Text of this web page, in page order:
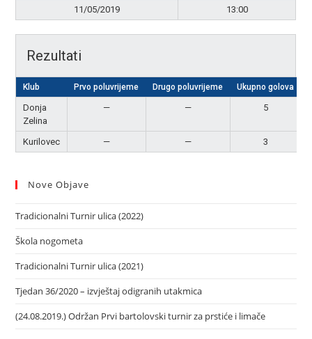
11/05/2019 13:00
Rezultati
Klub Prvo poluvrijeme Drugo poluvrijeme Ukupno golova
Donja
Zelina
— — 5
Kurilovec — — 3
Nove Objave
Tradicionalni Turnir ulica (2022)
Škola nogometa
Tradicionalni Turnir ulica (2021)
Tjedan 36/2020 – izvještaj odigranih utakmica
(24.08.2019.) Održan Prvi bartolovski turnir za prstiće i limače